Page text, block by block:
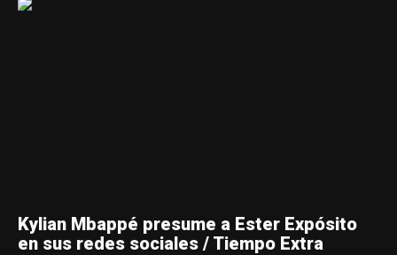
Kylian Mbappé presume a Ester Expósito
en sus redes sociales / Tiempo Extra